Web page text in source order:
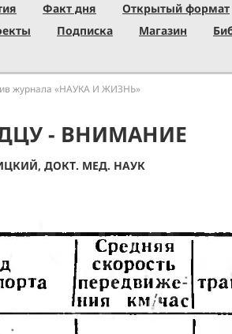
Факт дня
Открытый формат
Подписка Магазин
журнала «НАУКА И ЖИЗНЬ»
- ВНИМАНИЕ
ДОКТ. МЕД. НАУК